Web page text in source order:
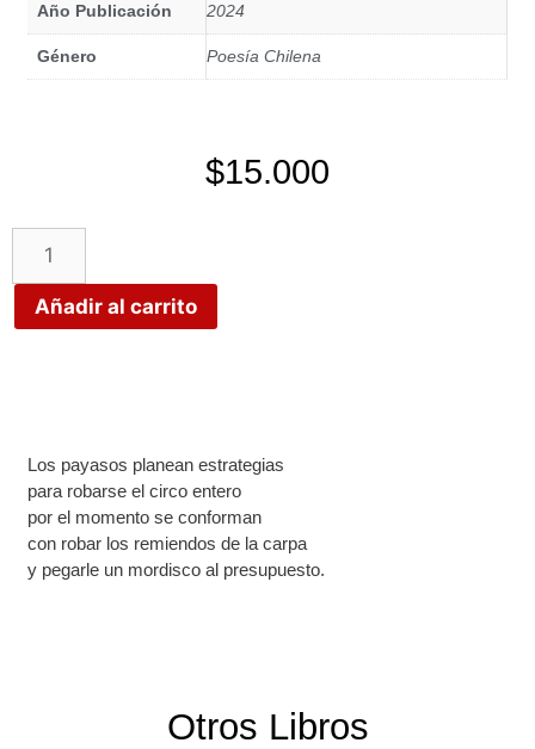
Año Publicación 2024
Género Poesía Chilena
$15.000
Añadir al carrito
Los payasos planean estrategias
para robarse el circo entero
por el momento se conforman
con robar los remiendos de la carpa
y pegarle un mordisco al presupuesto.
Otros Libros